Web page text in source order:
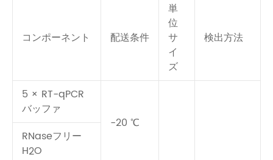
コンポーネント 配送条件
単
位
サ
イ
ズ
検出方法
5 × RT-qPCR
バッファ
-20 ℃
RNaseフリー
H2O